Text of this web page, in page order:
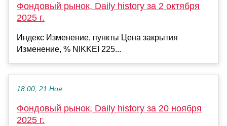
Фондовый рынок, Daily history за 2 октября
2025 г.
Индекс Изменение, пункты Цена закрытия
Изменение, % NIKKEI 225...
18:00, 21 Ноя
Фондовый рынок, Daily history за 20 ноября
2025 г.